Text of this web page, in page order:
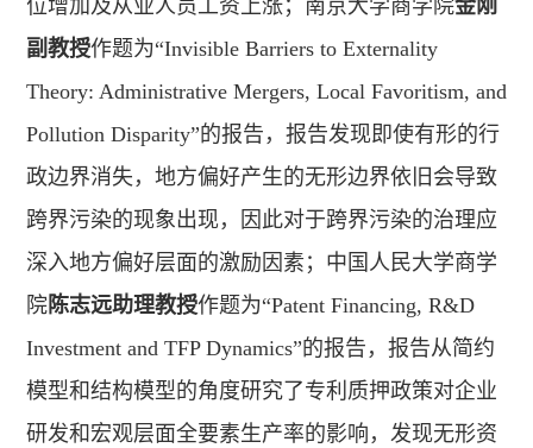
位增加及从业人员工资上涨；南京大学商学院金刚
副教授作题为“Invisible Barriers to Externality
Theory: Administrative Mergers, Local Favoritism, and
Pollution Disparity”的报告，报告发现即使有形的行
政边界消失，地方偏好产生的无形边界依旧会导致
跨界污染的现象出现，因此对于跨界污染的治理应
深入地方偏好层面的激励因素；中国人民大学商学
院陈志远助理教授作题为“Patent Financing, R&D
Investment and TFP Dynamics”的报告，报告从简约
模型和结构模型的角度研究了专利质押政策对企业
研发和宏观层面全要素生产率的影响，发现无形资